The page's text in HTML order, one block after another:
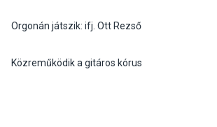
Orgonán játszik: ifj. Ott Rezső
Közreműködik a gitáros kórus